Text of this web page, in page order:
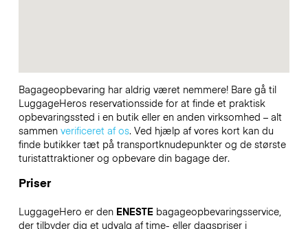
Bagageopbevaring har aldrig været nemmere! Bare gå til
LuggageHeros reservationsside for at finde et praktisk
opbevaringssted i en butik eller en anden virksomhed – alt
sammen verificeret af os. Ved hjælp af vores kort kan du
finde butikker tæt på transportknudepunkter og de største
turistattraktioner og opbevare din bagage der.
Priser
LuggageHero er den ENESTEbagageopbevaringsservice,
der tilbyder dig et udvalg af time- eller dagspriser i